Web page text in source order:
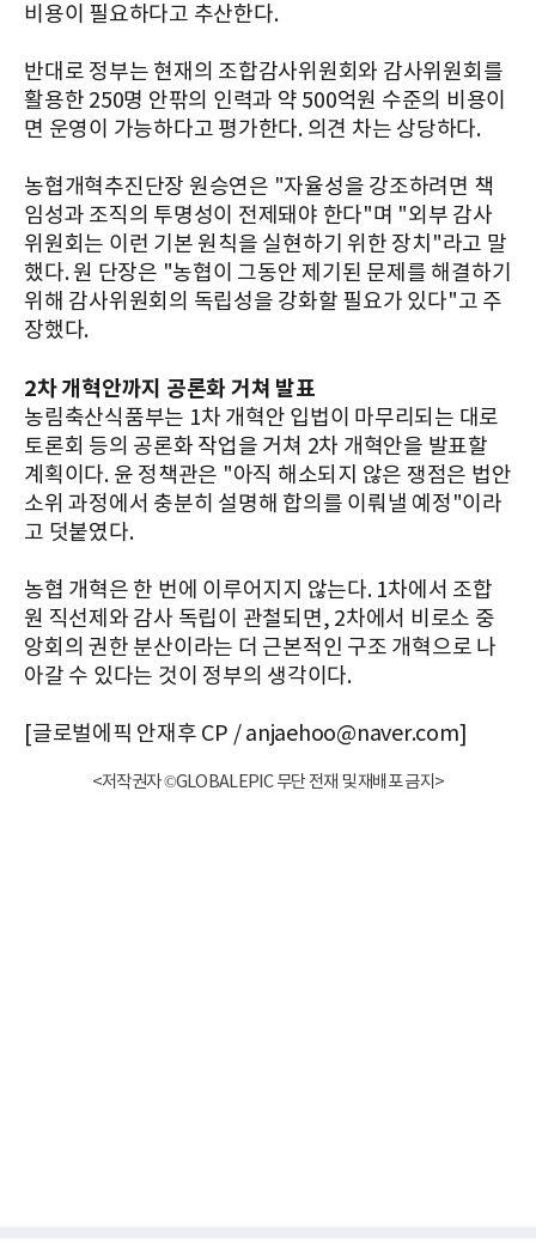
비용이 필요하다고 추산한다.
반대로 정부는 현재의 조합감사위원회와 감사위원회를
활용한 250명 안팎의 인력과 약 500억원 수준의 비용이
면 운영이 가능하다고 평가한다. 의견 차는 상당하다.
농협개혁추진단장 원승연은 "자율성을 강조하려면 책
임성과 조직의 투명성이 전제돼야 한다"며 "외부 감사
위원회는 이런 기본 원칙을 실현하기 위한 장치"라고 말
했다. 원 단장은 "농협이 그동안 제기된 문제를 해결하기
위해 감사위원회의 독립성을 강화할 필요가 있다"고 주
장했다.
2차 개혁안까지 공론화 거쳐 발표
농림축산식품부는 1차 개혁안 입법이 마무리되는 대로
토론회 등의 공론화 작업을 거쳐 2차 개혁안을 발표할
계획이다. 윤 정책관은 "아직 해소되지 않은 쟁점은 법안
소위 과정에서 충분히 설명해 합의를 이뤄낼 예정"이라
고 덧붙였다.
농협 개혁은 한 번에 이루어지지 않는다. 1차에서 조합
원 직선제와 감사 독립이 관철되면, 2차에서 비로소 중
앙회의 권한 분산이라는 더 근본적인 구조 개혁으로 나
아갈 수 있다는 것이 정부의 생각이다.
[글로벌에픽 안재후 CP / anjaehoo@naver.com]
<저작권자 ©GLOBALEPIC 무단 전재 및 재배포 금지>